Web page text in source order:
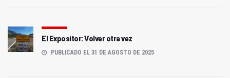
El Expositor: Volver otra vez
PUBLICADO EL 31 DE AGOSTO DE 2025